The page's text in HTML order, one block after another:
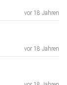
vor 18 Jahren
vor 18 Jahren